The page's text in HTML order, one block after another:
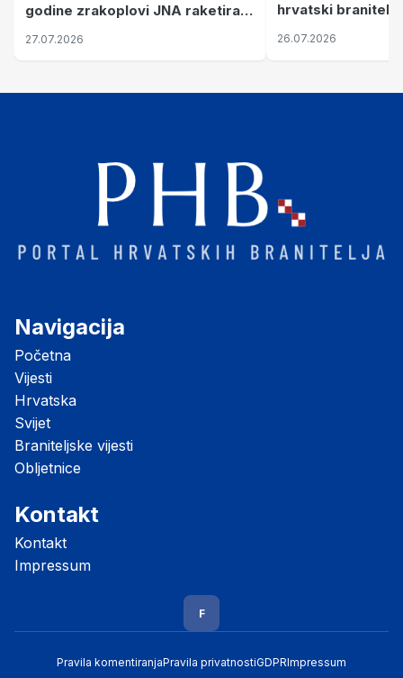
godine zrakoplovi JNA raketirali
su vojarnu i obučni centar "Nikola
27.07.2026
hrvatski branitelji
pronalaze mir
26.07.2026
Navigacija
Početna
Vijesti
Hrvatska
Svijet
Braniteljske vijesti
Obljetnice
Kontakt
Kontakt
Impressum
F
Pravila komentiranjaPravila privatnostiGDPRImpressum